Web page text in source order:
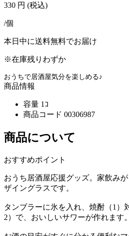
330 円 (税込)
/個
本日中に送料無料でお届け
※在庫残りわずか
おうちで居酒屋気分を楽しめる♪
商品情報
容量 1ｺ
商品コード 00306987
商品について
おすすめポイント
おうち居酒屋応援グッズ。家飲み
ザイングラスです。
タンブラーに氷を入れ、焼酎（1）
2）で、おいしいサワーが作れます。